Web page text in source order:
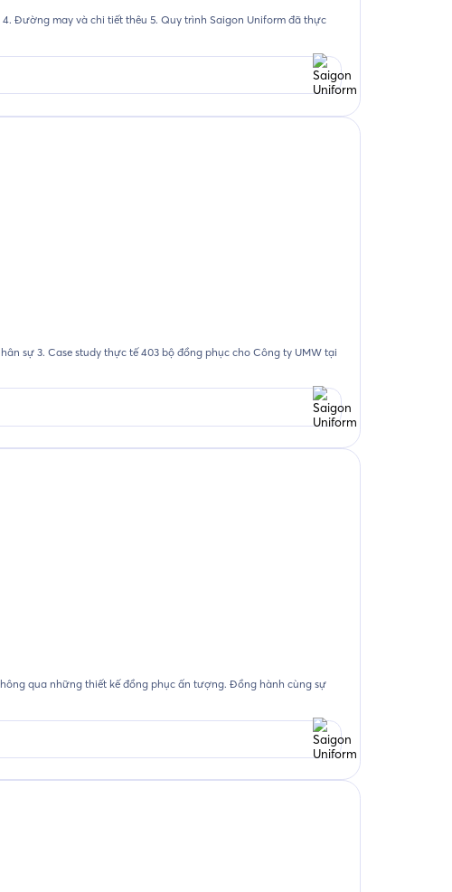
Đường may và chi tiết thêu 5. Quy trình Saigon Uniform đã thực
sự 3. Case study thực tế 403 bộ đồng phục cho Công ty UMW tại
qua những thiết kế đồng phục ấn tượng. Đồng hành cùng sự